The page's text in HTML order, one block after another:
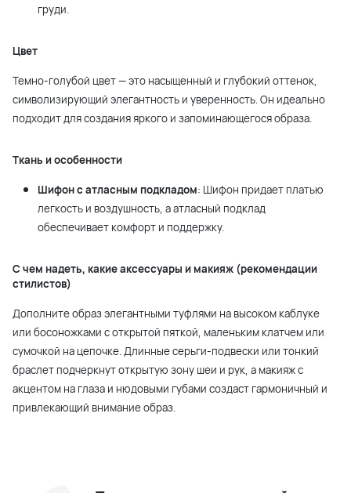
груди.
Цвет
Темно-голубой цвет — это насыщенный и глубокий оттенок,
символизирующий элегантность и уверенность. Он идеально
подходит для создания яркого и запоминающегося образа.
Ткань и особенности
Шифон с атласным подкладом: Шифон придает платью
легкость и воздушность, а атласный подклад
обеспечивает комфорт и поддержку.
С чем надеть, какие аксессуары и макияж (рекомендации
стилистов)
Дополните образ элегантными туфлями на высоком каблуке
или босоножками с открытой пяткой, маленьким клатчем или
сумочкой на цепочке. Длинные серьги-подвески или тонкий
браслет подчеркнут открытую зону шеи и рук, а макияж с
акцентом на глаза и нюдовыми губами создаст гармоничный и
привлекающий внимание образ.